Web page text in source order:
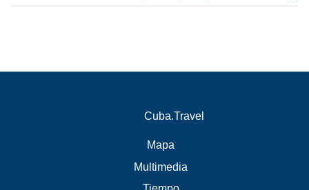
Cuba.Travel
Mapa
Multimedia